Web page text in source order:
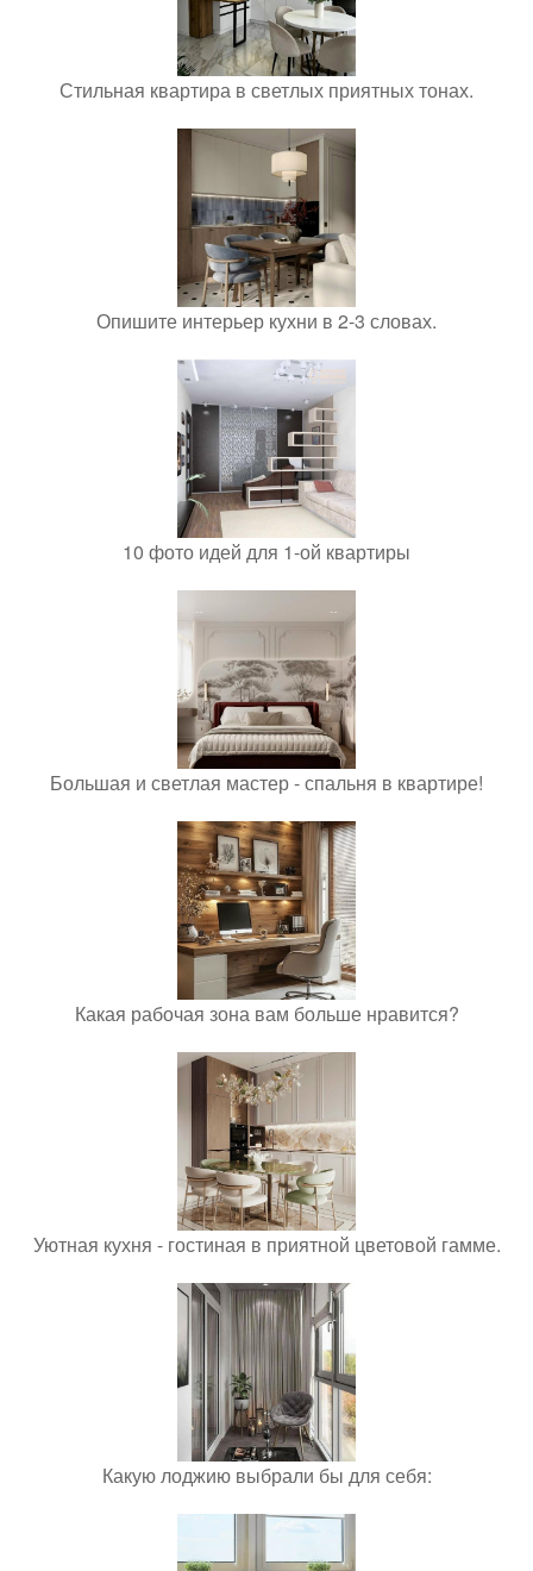
Стильная квартира в светлых приятных тонах.
Опишите интерьер кухни в 2-3 словах.
10 фото идей для 1-ой квартиры
Большая и светлая мастер - спальня в квартире!
Какая рабочая зона вам больше нравится?
Уютная кухня - гостиная в приятной цветовой гамме.
Какую лоджию выбрали бы для себя: